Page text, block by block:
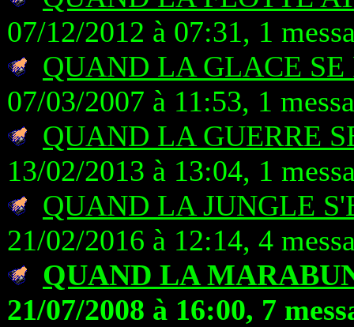
07/12/2012 à 07:31, 1
QUAND LA GLACE SE
07/03/2007 à 11:53, 1
QUAND LA GUERRE
13/02/2013 à 13:04, 1
QUAND LA JUNGLE
21/02/2016 à 12:14, 4
QUAND LA
21/07/2008 à 16:00, 7